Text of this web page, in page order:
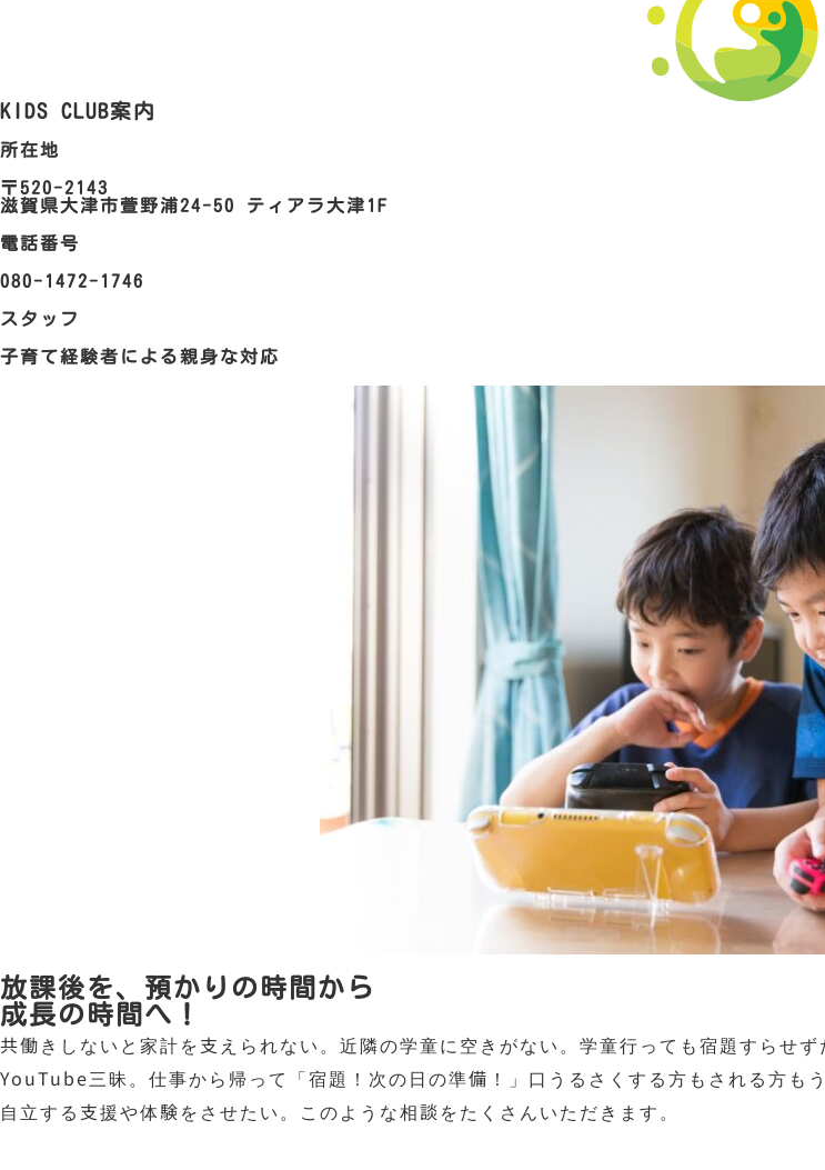
KIDS CLUB案内
所在地
〒520-2143
滋賀県大津市萱野浦24-50 ティアラ大津1F
電話番号
080-1472-1746
スタッフ
子育て経験者による親身な対応
放課後を、預かりの時間から
成長の時間へ！
共働きしないと家計を支えられない。近隣の学童に空きがない。学童行っても宿題すらせ
YouTube三昧。仕事から帰って「宿題！次の日の準備！」口うるさくする方もされる方も
自立する支援や体験をさせたい。このような相談をたくさんいただきます。